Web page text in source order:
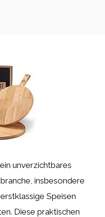
unverzichtbares
insbesondere
Speisen
Diese praktischen